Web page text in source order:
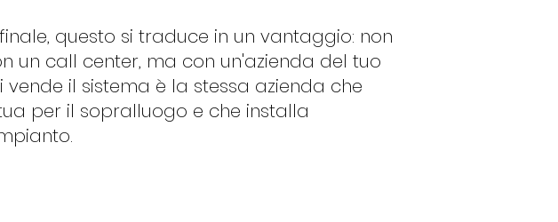
questo si traduce in un vantaggio: non
un call center, ma con un'azienda del tuo
vende il sistema è la stessa azienda che
per il sopralluogo e che installa